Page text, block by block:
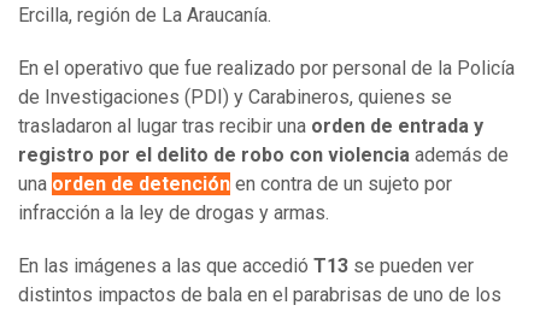
Ercilla, región de La Araucanía.
En el operativo que fue realizado por personal de la Policía
de Investigaciones (PDI) y Carabineros, quienes se
trasladaron al lugar tras recibir una orden de entrada y
registro por el delito de robo con violencia además de
una orden de detención en contra de un sujeto por
infracción a la ley de drogas y armas.
En las imágenes a las que accedió T13 se pueden ver
distintos impactos de bala en el parabrisas de uno de los